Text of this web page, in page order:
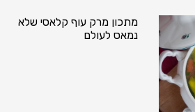
מתכון מרק עוף קלאסי שלא
נמאס לעולם